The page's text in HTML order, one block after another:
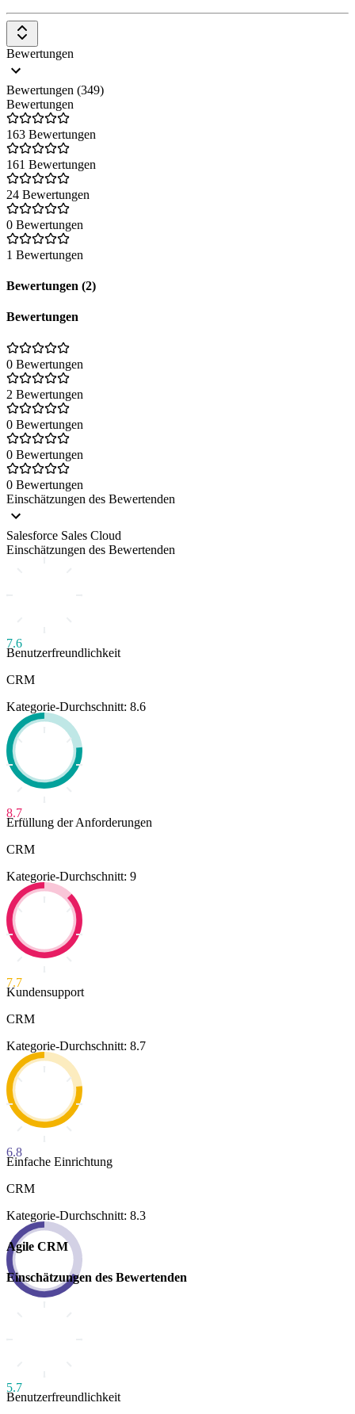
Bewertungen
Bewertungen (349)
Bewertungen
163 Bewertungen
161 Bewertungen
24 Bewertungen
0 Bewertungen
1 Bewertungen
Bewertungen (2)
Bewertungen
0 Bewertungen
2 Bewertungen
0 Bewertungen
0 Bewertungen
0 Bewertungen
Einschätzungen des Bewertenden
Salesforce Sales Cloud
Einschätzungen des Bewertenden
7.6
Benutzerfreundlichkeit
CRM
Kategorie-Durchschnitt: 8.6
8.7
Erfüllung der Anforderungen
CRM
Kategorie-Durchschnitt: 9
7.7
Kundensupport
CRM
Kategorie-Durchschnitt: 8.7
6.8
Einfache Einrichtung
CRM
Kategorie-Durchschnitt: 8.3
Agile CRM
Einschätzungen des Bewertenden
5.7
Benutzerfreundlichkeit